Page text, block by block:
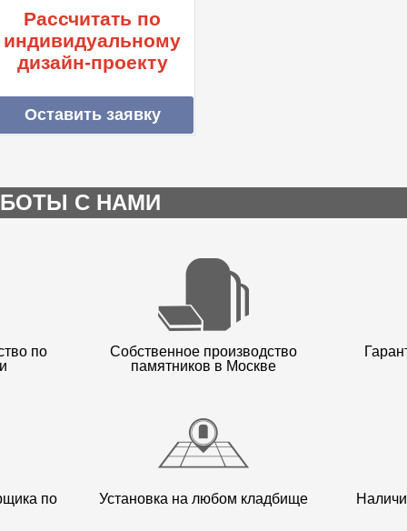
Рассчитать по
индивидуальному
дизайн-проекту
Оставить заявку
С НАМИ
по
Собственное производство
памятников в Москве
по Установка на любом кладбище